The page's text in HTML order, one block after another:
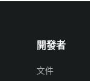
開發者
文件